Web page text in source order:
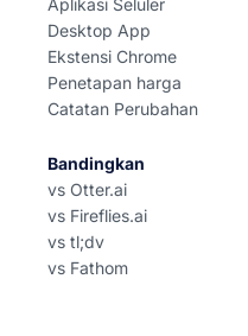
Aplikasi Seluler
Desktop App
Ekstensi Chrome
Penetapan harga
Catatan Perubahan
Bandingkan
vs Otter.ai
vs Fireflies.ai
vs tl;dv
vs Fathom